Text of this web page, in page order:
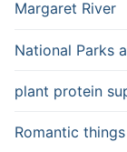
Margaret River
National Parks
plant protein
Romantic